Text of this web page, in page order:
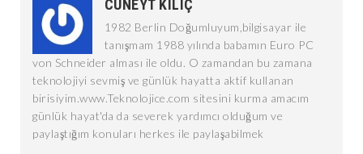
CÜNEYT KILIÇ
1982 Berlin Doğumluyum,bilgisayar ile
tanışmam 1988 yılında babamın Euro PC
von Schneider alması ile oldu. O zamandan bu zamana
teknolojiyi sevmiş ve günlük hayatta aktif kullanan
birisiyim.www.Teknolojice.com sitesini kurma amacım
günlük hayat'da da severek yardımcı olduğum ve
paylaştığım konuları herkes ile paylaşabilmek